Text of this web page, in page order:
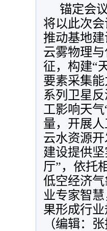
锚定会
将以此次
推动基地
云雾物理
征，构建“
要素采集
系列卫星
工影响天
量，开展
云水资源
建设提供
厅”，依托
低空经济
业专家智
果形成行
（编辑：张